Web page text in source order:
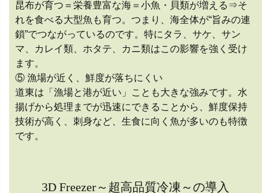
昆布が育つ＝栄養豊富な海＝小魚・貝類が増える⇒そ
れを食べる大型魚も育つ。つまり、海全体が“旨みの連
鎖”でつながっているのです。特にタラ、サケ、サン
マ、カレイ類、ホタテ、カニ類はこの影響を強く受け
ます。
⑤ 漁場が近く、鮮度が落ちにくい
道東は「漁場と港が近い」ことも大きな強みです。水
揚げから処理までが迅速にできることから、鮮度保持
技術が高く、刺身など、生食に向く魚が多いのも特徴
です。
3D Freezer～超高品質冷凍～の導入